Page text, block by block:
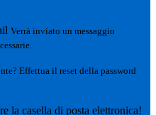
Verrà inviato un messaggio
Effettua il reset della password
la casella di posta elettronica!